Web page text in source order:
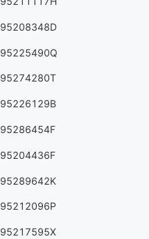
95208348D
95225490Q
95274280T
95226129B
95286454F
95204436F
95289642K
95212096P
95217595X